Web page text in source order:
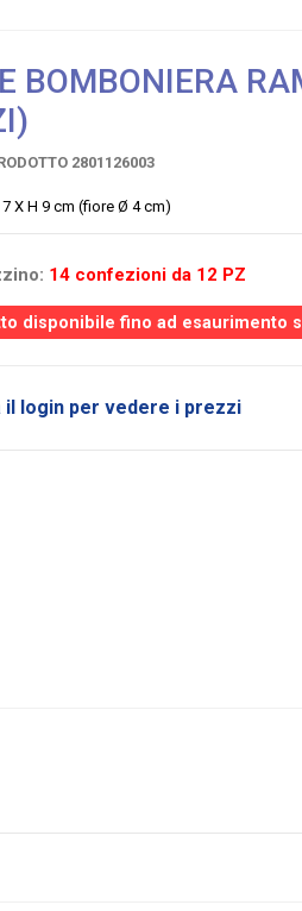
BOMBONIERA
2801126003
7 X H 9 cm (fiore Ø 4 cm)
14 confezioni da 12 PZ
disponibile fino ad esaurimento
il login per vedere i prezzi